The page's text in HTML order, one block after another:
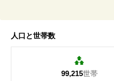
人口と世帯数
99,215世帯